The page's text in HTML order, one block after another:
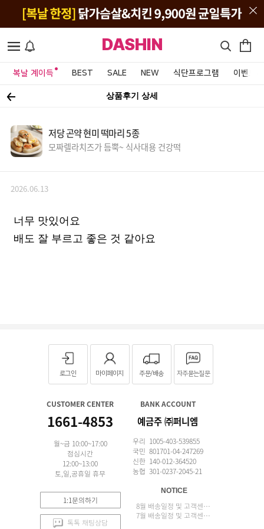
DASHIN
복날 계이득 BEST SALE NEW 식단프로그램 이벤트&
상품후기 상세
저당 곤약 현미 떡마리 5종
모짜렐라치즈가 듬뿍~ 식사대용 건강떡
2026.06.13
너무 맛있어요
배도 잘 부르고 좋은 것 같아요
로그인 마이페이지 주문/배송 자주묻는질문
CUSTOMER CENTER
1661-4853
월~금 10:00~17:00
점심시간
12:00~13:00
토,일,공휴일 휴무
1:1문의하기
톡톡 채팅상담
BANK ACCOUNT
예금주 ㈜퍼니엠
우리 1005-403-539855
국민 801701-04-247269
신한 140-012-364520
농협 301-0237-2045-21
NOTICE
8월 배송일정 및 고객센터 업무 안내
7월 배송일정 및 고객센터 업무 안내